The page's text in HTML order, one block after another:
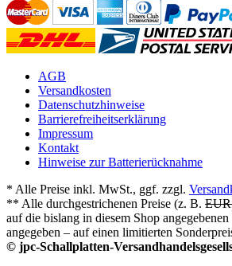
AGB
Versandkosten
Datenschutzhinweise
Barrierefreiheitserklärung
Impressum
Kontakt
Hinweise zur Batterierücknahme
* Alle Preise inkl. MwSt., ggf. zzgl.
** Alle durchgestrichenen Preise (z. B.
auf die bislang in diesem Shop
angegeben – auf einen limitierten
© jpc-Schallplatten-